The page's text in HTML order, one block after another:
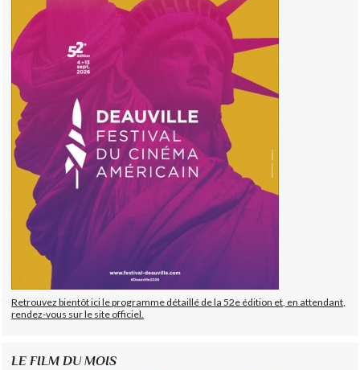
Retrouvez bientôt ici le programme détaillé de la 52e édition et, en attendant,
rendez-vous sur le site officiel.
LE FILM DU MOIS